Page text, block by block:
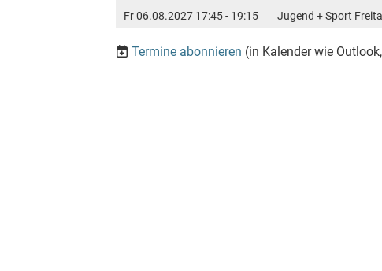
Fr 06.08.2027 17:45 - 19:15
Jugend + Sport
Termine abonnieren (in Kalender wie